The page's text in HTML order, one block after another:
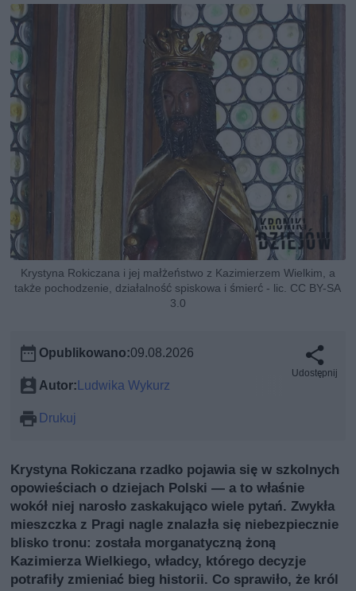
Krystyna Rokiczana i jej małżeństwo z Kazimierzem Wielkim, a
także pochodzenie, działalność spiskowa i śmierć - lic. CC BY-SA
3.0
Opublikowano:09.08.2026
Autor:Ludwika Wykurz
Drukuj
Udostępnij
Krystyna Rokiczana rzadko pojawia się w szkolnych
opowieściach o dziejach Polski — a to właśnie
wokół niej narosło zaskakująco wiele pytań. Zwykła
mieszczka z Pragi nagle znalazła się niebezpiecznie
blisko tronu: została morganatyczną żoną
Kazimierza Wielkiego, władcy, którego decyzje
potrafiły zmieniać bieg historii. Co sprawiło, że król